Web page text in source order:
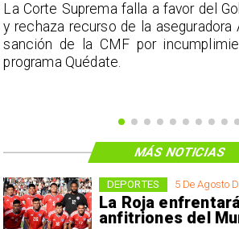
La Corte Suprema falla a favor del
y rechaza recurso de la aseguradora
sanción de la CMF por
programa Quédate.
5 De Agosto
La Roja
anfitriones del
DEPORTES
MÁS NOTICIAS